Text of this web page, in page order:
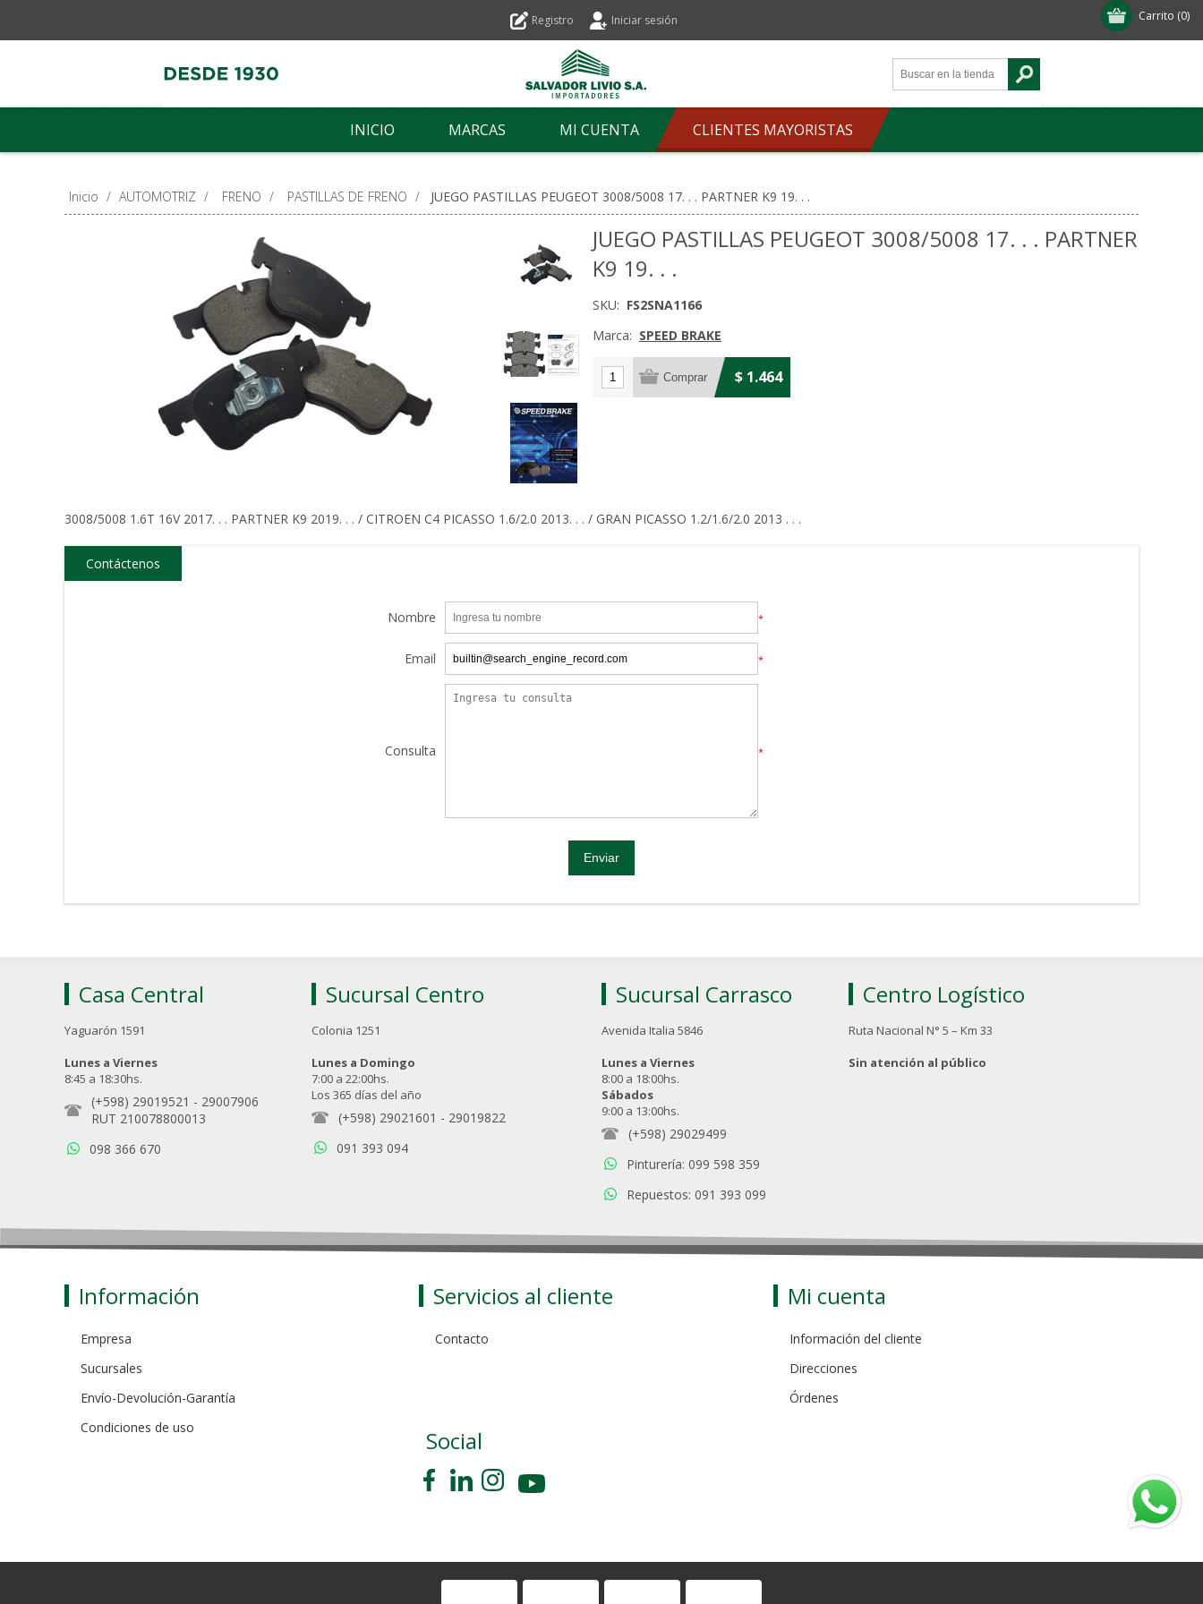
Carrito (0)
Registro Iniciar sesión
INICIO MARCAS MI CUENTA CLIENTES MAYORISTAS
Inicio / AUTOMOTRIZ / FRENO / PASTILLAS DE FRENO / JUEGO PASTILLAS PEUGEOT 3008/5008 17. . . PARTNER K9 19. . .
JUEGO PASTILLAS PEUGEOT 3008/5008 17. . . PARTNER
K9 19. . .
SKU: FS2SNA1166
Marca: SPEED BRAKE
$ 1.464
3008/5008 1.6T 16V 2017. . . PARTNER K9 2019. . . / CITROEN C4 PICASSO 1.6/2.0 2013. . . / GRAN PICASSO 1.2/1.6/2.0 2013 . . .
Contáctenos
Nombre *
Email *
Consulta *
Casa Central
Yaguarón 1591
Lunes a Viernes
8:45 a 18:30hs.
(+598) 29019521 - 29007906
RUT 210078800013
098 366 670
Sucursal Centro
Colonia 1251
Lunes a Domingo
7:00 a 22:00hs.
Los 365 días del año
(+598) 29021601 - 29019822
091 393 094
Sucursal Carrasco
Avenida Italia 5846
Lunes a Viernes
8:00 a 18:00hs.
Sábados
9:00 a 13:00hs.
(+598) 29029499
Pinturería: 099 598 359
Repuestos: 091 393 099
Centro Logístico
Ruta Nacional N° 5 – Km 33
Sin atención al público
Información
Empresa
Sucursales
Envío-Devolución-Garantía
Condiciones de uso
Servicios al cliente
Contacto
Mi cuenta
Información del cliente
Direcciones
Órdenes
Social